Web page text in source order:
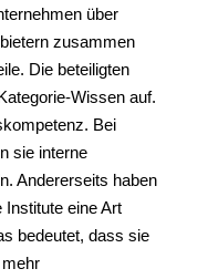
über
zusammen
Die beteiligten
Wissen auf.
Bei
sie interne
Andererseits haben
eine Art
bedeutet, dass sie